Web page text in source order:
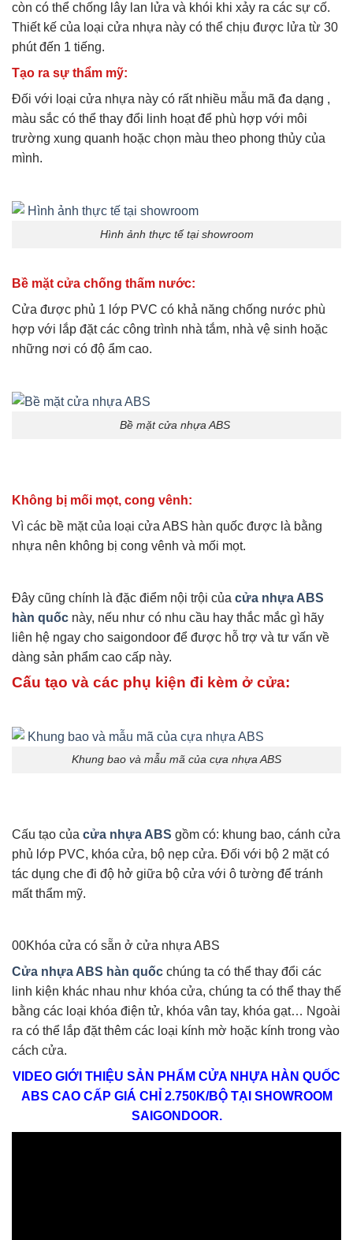
còn có thể chống lây lan lửa và khói khi xảy ra các sự cố.
Thiết kế của loại cửa nhựa này có thể chịu được lửa từ 30
phút đến 1 tiếng.
Tạo ra sự thẩm mỹ:
Đối với loại cửa nhựa này có rất nhiều mẫu mã đa dạng ,
màu sắc có thể thay đổi linh hoạt để phù hợp với môi
trường xung quanh hoặc chọn màu theo phong thủy của
mình.
Hình ảnh thực tế tại showroom
Bề mặt cửa chống thấm nước:
Cửa được phủ 1 lớp PVC có khả năng chống nước phù
hợp với lắp đặt các công trình nhà tắm, nhà vệ sinh hoặc
những nơi có độ ẩm cao.
Bề mặt cửa nhựa ABS
Không bị mối mọt, cong vênh:
Vì các bề mặt của loại cửa ABS hàn quốc được là bằng
nhựa nên không bị cong vênh và mối mọt.
Đây cũng chính là đặc điểm nội trội của cửa nhựa ABS
hàn quốc này, nếu như có nhu cầu hay thắc mắc gì hãy
liên hệ ngay cho saigondoor để được hỗ trợ và tư vấn về
dàng sản phẩm cao cấp này.
Cấu tạo và các phụ kiện đi kèm ở cửa:
Khung bao và mẫu mã của cựa nhựa ABS
Cấu tạo của cửa nhựa ABS gồm có: khung bao, cánh cửa
phủ lớp PVC, khóa cửa, bộ nẹp cửa. Đối với bộ 2 mặt có
tác dụng che đi độ hở giữa bộ cửa với ô tường để tránh
mất thẩm mỹ.
00Khóa cửa có sẵn ở cửa nhựa ABS
Cửa nhựa ABS hàn quốc chúng ta có thể thay đổi các
linh kiện khác nhau như khóa cửa, chúng ta có thể thay thế
bằng các loại khóa điện tử, khóa vân tay, khóa gạt… Ngoài
ra có thể lắp đặt thêm các loại kính mờ hoặc kính trong vào
cách cửa.
VIDEO GIỚI THIỆU SẢN PHẨM CỬA NHỰA HÀN QUỐC
ABS CAO CẤP GIÁ CHỈ 2.750K/BỘ TẠI SHOWROOM
SAIGONDOOR.